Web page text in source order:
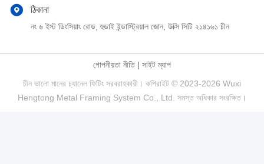
ঠিকানা
নং ৬ ইস্ট ডিংসিয়াং রোড, হুডাই ইন্ডাস্ট্রিয়াল জোন, উক্সি সিটি ২১৪১৬১ চীন
গোপনীয়তা নীতি| সাইট ম্যাপ
চীন ভালো মানের চ্যানেল ফিটিং সরবরাহকারী। কপিরাইট © 2023-2026 Wuxi
Hengtong Metal Framing System Co., Ltd. সমস্ত অধিকার সংরক্ষিত।